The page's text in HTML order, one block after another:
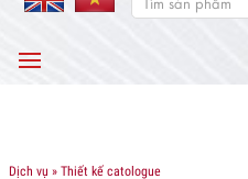
MENU
Dịch vụ » Thiết kế catologue